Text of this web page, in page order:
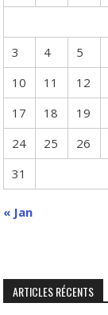
3
4 5
10
11 12
17
18 19
24
25 26
31
« Jan
ARTICLES RÉCENTS